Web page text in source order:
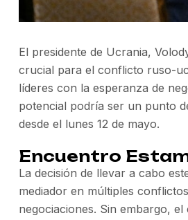
El presidente de Ucrania,
crucial para el conflicto ruso-
líderes con la esperanza de
potencial podría ser un punto
desde el lunes 12 de mayo.
Encuentro
La decisión de llevar a cabo
mediador en múltiples
negociaciones. Sin embargo,